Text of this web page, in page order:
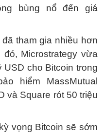
bùng nổ đến giá
tham gia nhiều hơn
Microstrategy vừa
cho Bitcoin trong
hiểm MassMutual
và Square rót 50 triệu
vọng Bitcoin sẽ sớm